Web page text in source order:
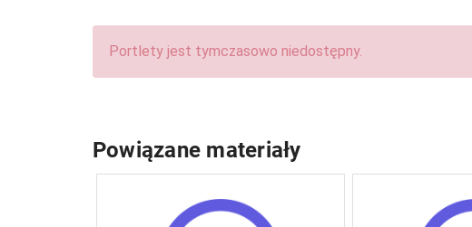
Portlety jest tymczasowo niedostępny.
Powiązane materiały